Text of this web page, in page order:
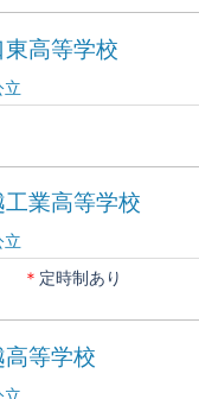
高等学校
立
業高等学校
立
＊ 定時制あり
等学校